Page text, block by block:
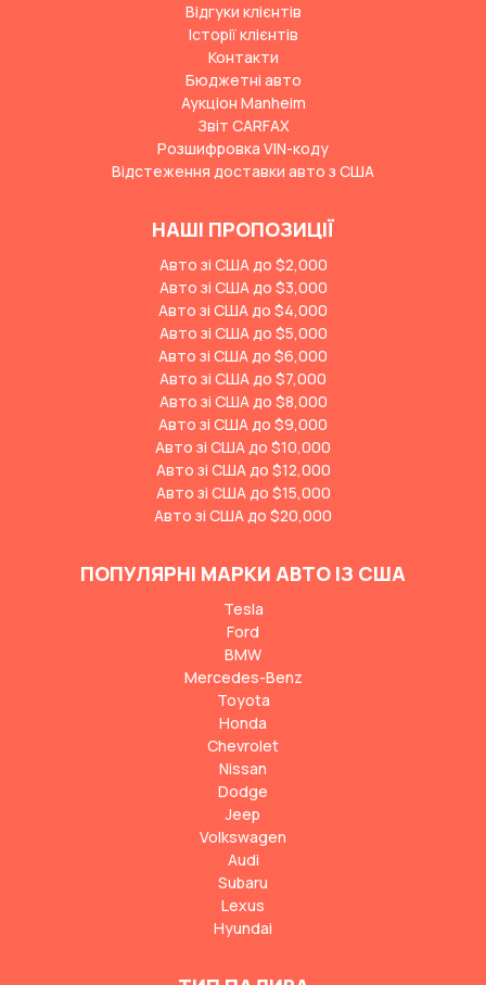
Відгуки клієнтів
Історії клієнтів
Контакти
Бюджетні авто
Аукціон Manheim
Звіт CARFAX
Розшифровка VIN-коду
Відстеження доставки авто з США
НАШІ ПРОПОЗИЦІЇ
Авто зі США до $2,000
Авто зі США до $3,000
Авто зі США до $4,000
Авто зі США до $5,000
Авто зі США до $6,000
Авто зі США до $7,000
Авто зі США до $8,000
Авто зі США до $9,000
Авто зі США до $10,000
Авто зі США до $12,000
Авто зі США до $15,000
Авто зі США до $20,000
ПОПУЛЯРНІ МАРКИ АВТО ІЗ США
Tesla
Ford
BMW
Mercedes-Benz
Toyota
Honda
Chevrolet
Nissan
Dodge
Jeep
Volkswagen
Audi
Subaru
Lexus
Hyundai